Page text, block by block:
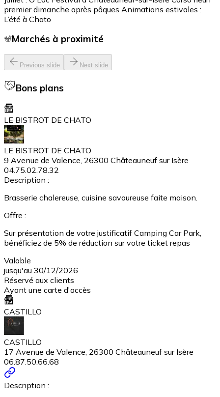
premier dimanche après pâques Animations estivales :
L’été à Chato
Marchés à proximité
Previous slide Next slide
Bons plans
LE BISTROT DE CHATO
LE BISTROT DE CHATO
9 Avenue de Valence, 26300 Châteauneuf sur Isère
04.75.02.78.32
Description :
Brasserie chalereuse, cuisine savoureuse faite maison.
Offre :
Sur présentation de votre justificatif Camping Car Park,
bénéficiez de 5% de réduction sur votre ticket repas
Valable
jusqu'au 30/12/2026
Réservé aux clients
Ayant une carte d'accès
CASTILLO
CASTILLO
17 Avenue de Valence, 26300 Châteauneuf sur Isère
06.87.50.66.68
Description :